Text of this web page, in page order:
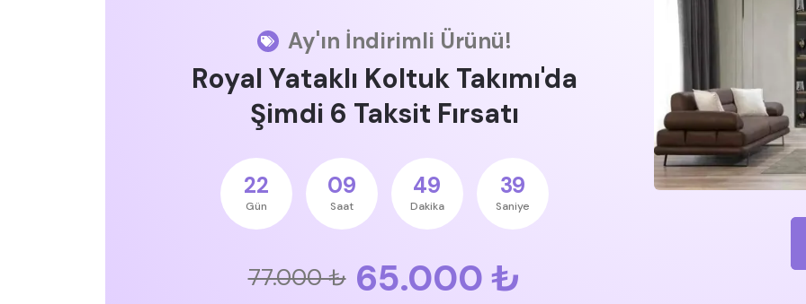
Ay'ın İndirimli Ürünü!
Royal Yataklı Koltuk Takımı'da
Şimdi 6 Taksit Fırsatı
22
Gün
09
Saat
49
Dakika
38
Saniye
77.000 ₺ 65.000 ₺